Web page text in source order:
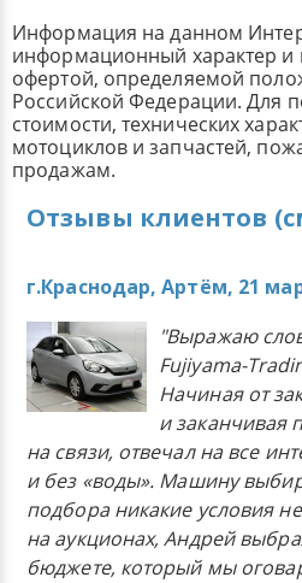
Информация на данном
информационный характер и
офертой, определяемой
Российской Федерации. Для
стоимости, технических
мотоциклов и запчастей,
продажам.
Отзывы клиентов
г.Краснодар, Артём, 21
"Выражаю
Fujiyama-
Начиная от
и заканчивая
на связи, отвечал на все
и без «воды». Машину
подбора никакие условия
на аукционах, Андрей
бюджете, который мы